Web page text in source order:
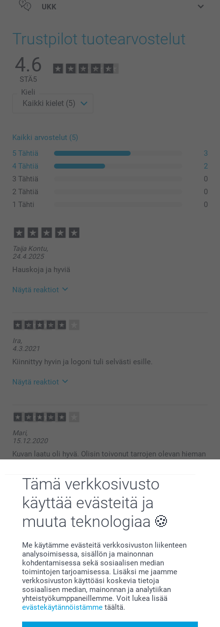
Tämä verkkosivusto
käyttää evästeitä ja
muuta teknologiaa
Me käytämme evästeitä verkkosivuston liikenteen
analysoimisessa, sisällön ja mainonnan
kohdentamisessa sekä sosiaalisen median
toimintojen tarjoamisessa. Lisäksi me jaamme
verkkosivuston käyttöäsi koskevia tietoja
sosiaalisen median, mainonnan ja analytiikan
yhteistyökumppaneillemme. Voit lukea lisää
evästekäytännöistämme täältä.
UKK
Trustpilot tuotearvostelut
4.6
STÄ5
Kieli
Kaikki arvostelut (5)
5 Tähtiä
3
4 Tähtiä
2
3 Tähtiä
0
2 Tähtiä
0
1 Tähti
0
Taija Kontu,
24.4.2025
Hauskoja ja hyviä
Näytä reaktiot
14:15
Hei Taija,
on meille erittäin tärkeää. Kiva että pidät tarroista :)
Lämpimin kiitoksin,
Kirsi @smartphoto
Ira,
4.3.2021
Kiinnittyy hyvin ja logoni tuli selvästi esille.
Näytä reaktiot
15:05
Hei Ira,
Kiva että lahjapaketointi tarrat olivat odotuksien
mukaiset.
Lämpimin kiitoksin,
Mari,
15.12.2020
Kuvan laatu oli hyvä. Olisin toivonut tarrojen olevan hieman
11.12.2020
Jonna,
16.11.2020
...........
Liittyvät tuotteet